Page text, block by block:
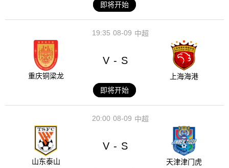
即将开始
08-09
19:35 中超
重庆铜梁龙
V - S
上海海港
即将开始
08-09
20:00 中超
山东泰山
V - S
天津津门虎